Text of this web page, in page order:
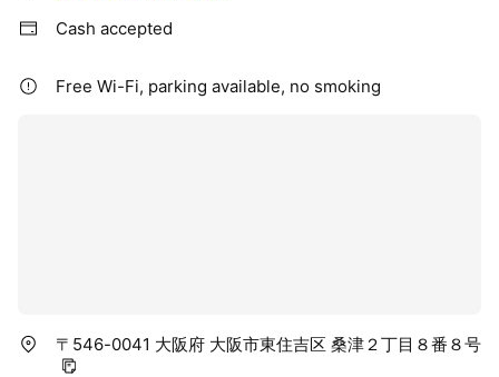
Cash accepted
Free Wi-Fi, parking available, no smoking
〒546-0041 大阪府 大阪市東住吉区 桑津２丁目８番８号